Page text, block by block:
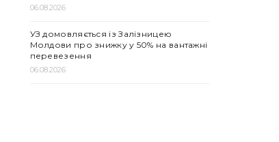
06.08.2026
УЗ домовляється із Залізницею
Молдови про знижку у 50% на вантажні
перевезення
06.08.2026